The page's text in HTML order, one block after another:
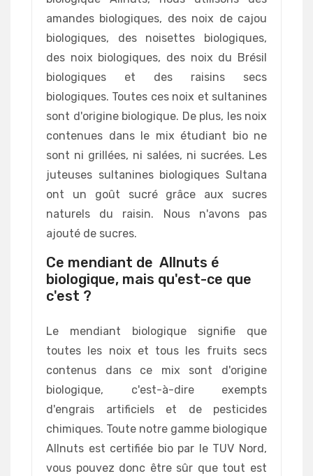
amandes biologiques, des noix de cajou
biologiques, des noisettes biologiques,
des noix biologiques, des noix du Brésil
biologiques et des raisins secs
biologiques. Toutes ces noix et sultanines
sont d'origine biologique. De plus, les noix
contenues dans le mix étudiant bio ne
sont ni grillées, ni salées, ni sucrées. Les
juteuses sultanines biologiques Sultana
ont un goût sucré grâce aux sucres
naturels du raisin. Nous n'avons pas
ajouté de sucres.
Ce mendiant de Allnuts é
biologique, mais qu'est-ce que
c'est ?
Le mendiant biologique signifie que
toutes les noix et tous les fruits secs
contenus dans ce mix sont d'origine
biologique, c'est-à-dire exempts
d'engrais artificiels et de pesticides
chimiques. Toute notre gamme biologique
Allnuts est certifiée bio par le TUV Nord,
vous pouvez donc être sûr que tout est